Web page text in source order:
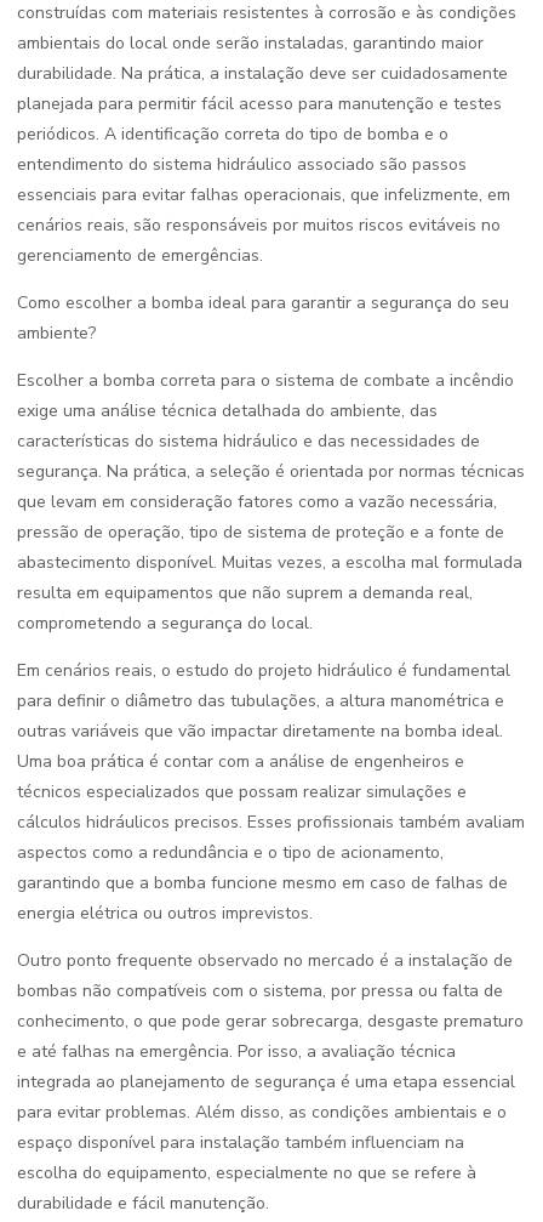
construídas com materiais resistentes à corrosão e às condições
ambientais do local onde serão instaladas, garantindo maior
durabilidade. Na prática, a instalação deve ser cuidadosamente
planejada para permitir fácil acesso para manutenção e testes
periódicos. A identificação correta do tipo de bomba e o
entendimento do sistema hidráulico associado são passos
essenciais para evitar falhas operacionais, que infelizmente, em
cenários reais, são responsáveis por muitos riscos evitáveis no
gerenciamento de emergências.
Como escolher a bomba ideal para garantir a segurança do seu
ambiente?
Escolher a bomba correta para o sistema de combate a incêndio
exige uma análise técnica detalhada do ambiente, das
características do sistema hidráulico e das necessidades de
segurança. Na prática, a seleção é orientada por normas técnicas
que levam em consideração fatores como a vazão necessária,
pressão de operação, tipo de sistema de proteção e a fonte de
abastecimento disponível. Muitas vezes, a escolha mal formulada
resulta em equipamentos que não suprem a demanda real,
comprometendo a segurança do local.
Em cenários reais, o estudo do projeto hidráulico é fundamental
para definir o diâmetro das tubulações, a altura manométrica e
outras variáveis que vão impactar diretamente na bomba ideal.
Uma boa prática é contar com a análise de engenheiros e
técnicos especializados que possam realizar simulações e
cálculos hidráulicos precisos. Esses profissionais também avaliam
aspectos como a redundância e o tipo de acionamento,
garantindo que a bomba funcione mesmo em caso de falhas de
energia elétrica ou outros imprevistos.
Outro ponto frequente observado no mercado é a instalação de
bombas não compatíveis com o sistema, por pressa ou falta de
conhecimento, o que pode gerar sobrecarga, desgaste prematuro
e até falhas na emergência. Por isso, a avaliação técnica
integrada ao planejamento de segurança é uma etapa essencial
para evitar problemas. Além disso, as condições ambientais e o
espaço disponível para instalação também influenciam na
escolha do equipamento, especialmente no que se refere à
durabilidade e fácil manutenção.